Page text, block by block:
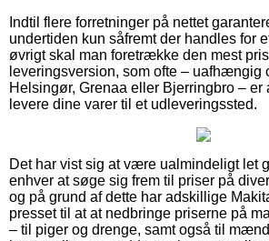
Indtil flere forretninger på nettet
undertiden kun såfremt der handles for
øvrigt skal man foretrække den mest
leveringsversion, som ofte – uafhængig
Helsingør, Grenaa eller Bjerringbro – er
levere dine varer til et udleveringssted.
Det har vist sig at være ualmindeligt let
enhver at søge sig frem til priser på
og på grund af dette har adskillige
presset til at at nedbringe priserne på
– til piger og drenge, samt også til